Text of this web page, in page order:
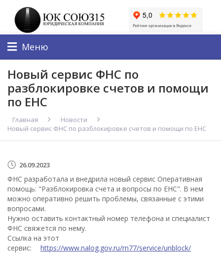
Меню
Новый сервис ФНС по
разблокировке счетов и помощи
по ЕНС
Главная
Новости
Новый сервис ФНС по разблокировке счетов и помощи по ЕНС
26.09.2023
ФНС разработала и внедрила новый сервис Оперативная
помощь: "Разблокировка счета и вопросы по ЕНС". В нем
можно оперативно решить проблемы, связанные с этими
вопросами.
Нужно оставить контактный номер телефона и специалист
ФНС свяжется по нему.
Ссылка на этот
сервис:
https://www.nalog.gov.ru/rn77/service/unblock/